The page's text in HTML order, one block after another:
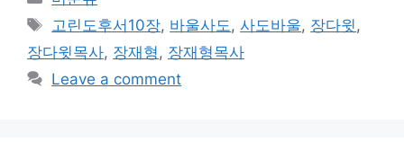
Tags
고린도후서10장, 바울사도 ,사도바울, 장다윗 ,
장다윗목사, 장재형 , 장재형목사
Leave a comment